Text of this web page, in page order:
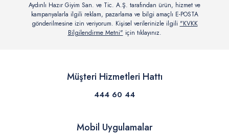
Aydınlı Hazır Giyim San. ve Tic. A.Ş. tarafından ürün, hizmet ve
kampanyalarla ilgili reklam, pazarlama ve bilgi amaçlı E-POSTA
gönderilmesine izin veriyorum. Kişisel verilerinizle ilgili "KVKK
Bilgilendirme Metni" için tıklayınız.
Müşteri Hizmetleri Hattı
444 60 44
Mobil Uygulamalar